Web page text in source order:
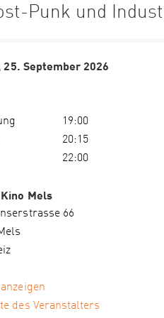
Punk und
25. September 2026
19:00
20:15
22:00
Mels
66
des Veranstalters